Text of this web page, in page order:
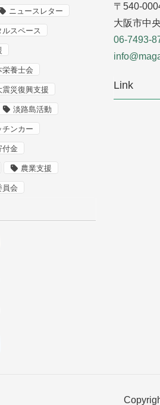
ニュースレター
ルスペース
栄養士会
震災復興支援
淡路島活動
チンカー
付金
農業支援
員会
〒540-
大阪市中
06-7493-
Link